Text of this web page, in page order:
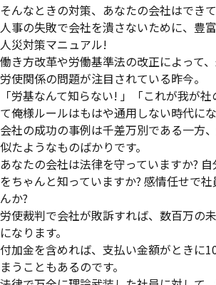
そんなときの対策、あなたの会社はでき
人事の失敗で会社を潰さないために、豊
人災対策マニュアル!
働き方改革や労働基準法の改正によって
労使関係の問題が注目されている昨今。
「労基なんて知らない! 」「これが我が
て俺様ルールはもはや通用しない時代にな
会社の成功の事例は千差万別である一方
似たようなものばかりです。
あなたの会社は法律を守っていますか?
をちゃんと知っていますか? 感情任せで
んか?
労使裁判で会社が敗訴すれば、数百万の
になります。
付加金を含めれば、支払い金額がときに
まうこともあるのです。